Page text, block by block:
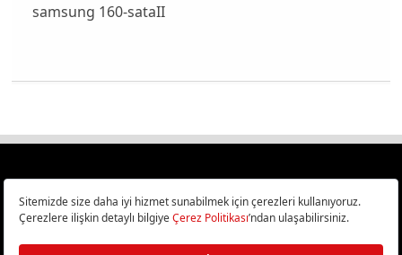
samsung 160-sataII
Türkiye